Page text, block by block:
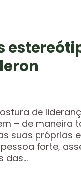
de
– de maneira
suas próprias
forte,
das...